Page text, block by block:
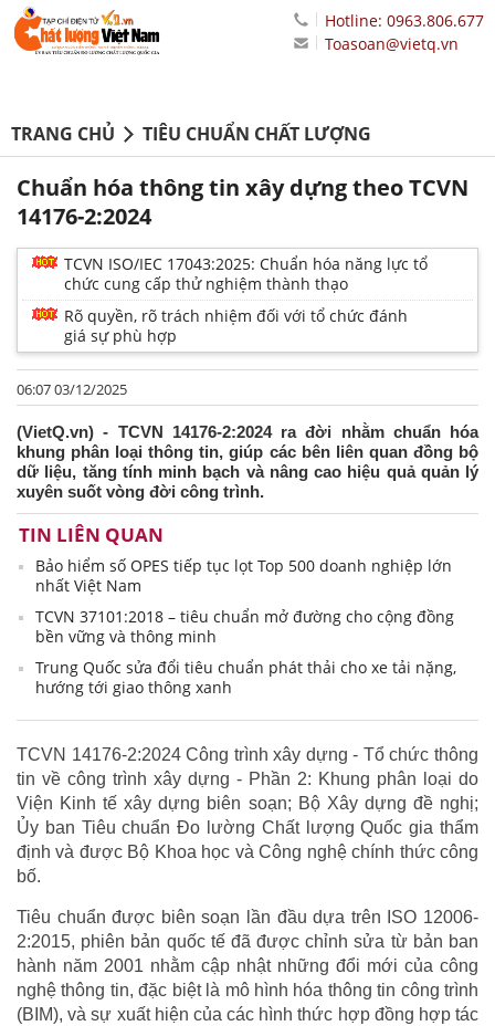
Hotline: 0963.806.677
Toasoan@vietq.vn
TRANG CHỦ TIÊU CHUẨN CHẤT LƯỢNG
Chuẩn hóa thông tin xây dựng theo TCVN
14176-2:2024
TCVN ISO/IEC 17043:2025: Chuẩn hóa năng lực tổ
chức cung cấp thử nghiệm thành thạo
Rõ quyền, rõ trách nhiệm đối với tổ chức đánh
giá sự phù hợp
06:07 03/12/2025
(VietQ.vn) - TCVN 14176-2:2024 ra đời nhằm chuẩn hóa
khung phân loại thông tin, giúp các bên liên quan đồng bộ
dữ liệu, tăng tính minh bạch và nâng cao hiệu quả quản lý
xuyên suốt vòng đời công trình.
TIN LIÊN QUAN
Bảo hiểm số OPES tiếp tục lọt Top 500 doanh nghiệp lớn
nhất Việt Nam
TCVN 37101:2018 – tiêu chuẩn mở đường cho cộng đồng
bền vững và thông minh
Trung Quốc sửa đổi tiêu chuẩn phát thải cho xe tải nặng,
hướng tới giao thông xanh
TCVN 14176-2:2024 Công trình xây dựng - Tổ chức thông
tin về công trình xây dựng - Phần 2: Khung phân loại do
Viện Kinh tế xây dựng biên soạn; Bộ Xây dựng đề nghị;
Ủy ban Tiêu chuẩn Đo lường Chất lượng Quốc gia thẩm
định và được Bộ Khoa học và Công nghệ chính thức công
bố.
Tiêu chuẩn được biên soạn lần đầu dựa trên ISO 12006-
2:2015, phiên bản quốc tế đã được chỉnh sửa từ bản ban
hành năm 2001 nhằm cập nhật những đổi mới của công
nghệ thông tin, đặc biệt là mô hình hóa thông tin công trình
(BIM), và sự xuất hiện của các hình thức hợp đồng hợp tác